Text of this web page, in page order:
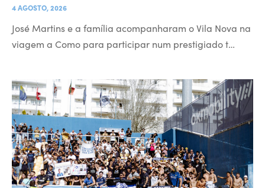
4 AGOSTO, 2026
José Martins e a família acompanharam o Vila Nova na
viagem a Como para participar num prestigiado t…